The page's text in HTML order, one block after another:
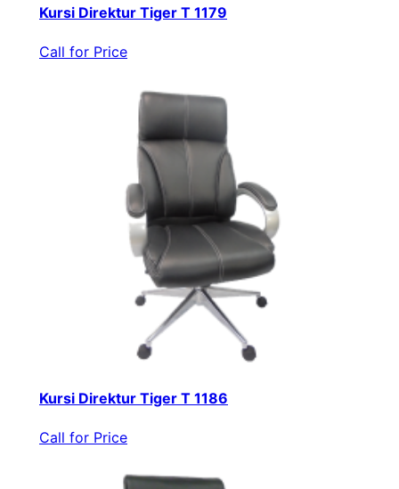
Kursi Direktur Tiger T 1179
Call for Price
Kursi Direktur Tiger T 1186
Call for Price